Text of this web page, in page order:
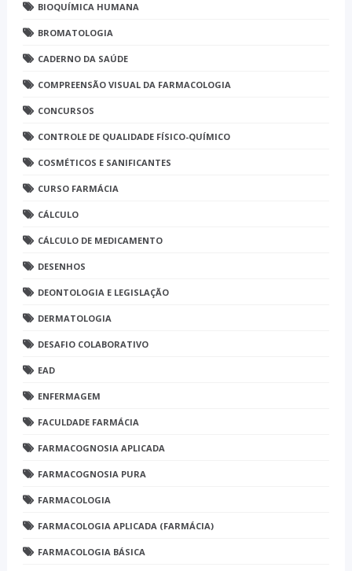
BIOQUÍMICA HUMANA
BROMATOLOGIA
CADERNO DA SAÚDE
COMPREENSÃO VISUAL DA FARMACOLOGIA
CONCURSOS
CONTROLE DE QUALIDADE FÍSICO-QUÍMICO
COSMÉTICOS E SANIFICANTES
CURSO FARMÁCIA
CÁLCULO
CÁLCULO DE MEDICAMENTO
DESENHOS
DEONTOLOGIA E LEGISLAÇÃO
DERMATOLOGIA
DESAFIO COLABORATIVO
EAD
ENFERMAGEM
FACULDADE FARMÁCIA
FARMACOGNOSIA APLICADA
FARMACOGNOSIA PURA
FARMACOLOGIA
FARMACOLOGIA APLICADA (FARMÁCIA)
FARMACOLOGIA BÁSICA